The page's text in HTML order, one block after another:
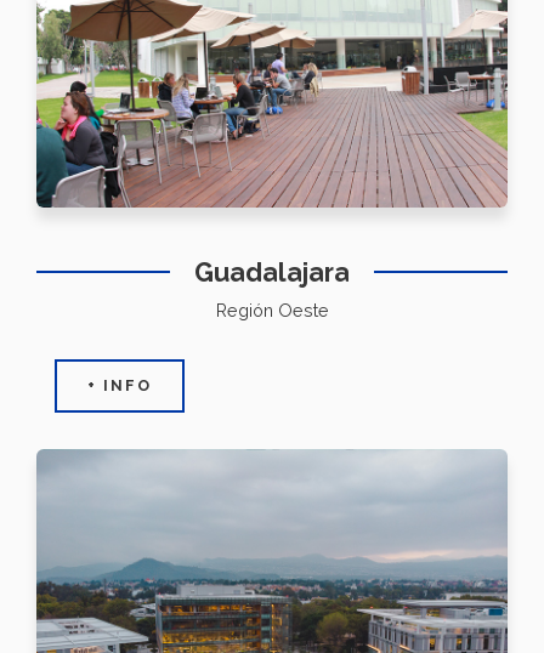
Guadalajara
Región Oeste
+ INFO